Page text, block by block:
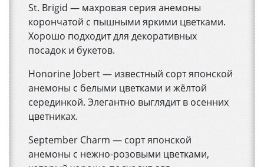
St. Brigid — махровая серия анемоны
корончатой с пышными яркими цветками.
Хорошо подходит для декоративных
посадок и букетов.
Honorine Jobert — известный сорт японской
анемоны с белыми цветками и жёлтой
серединкой. Элегантно выглядит в осенних
цветниках.
September Charm — сорт японской
анемоны с нежно-розовыми цветками,